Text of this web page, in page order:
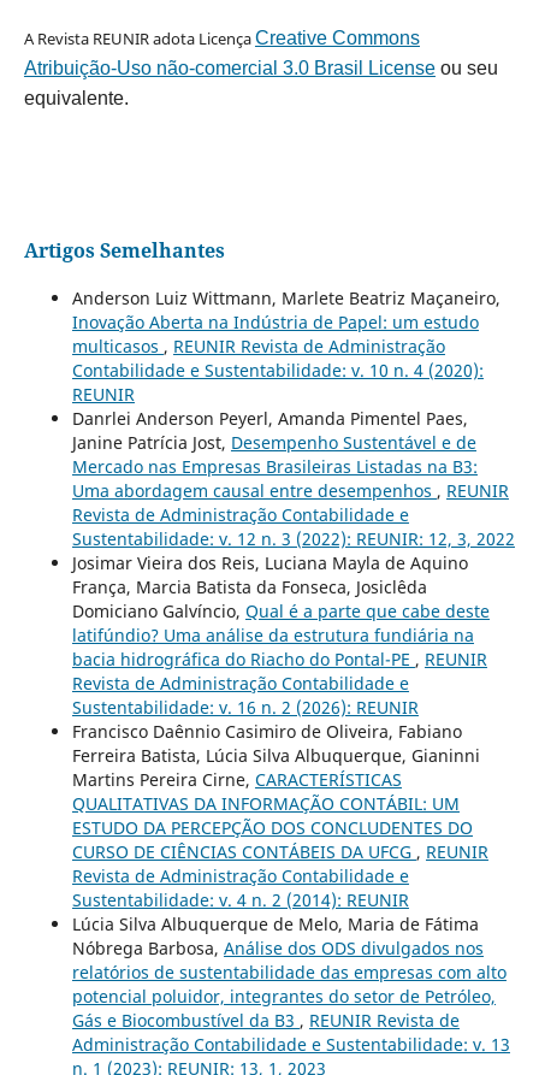
A Revista REUNIR adota LicençaCreative Commons
Atribuição-Uso não-comercial 3.0 Brasil Licenseou seu
equivalente.
Artigos Semelhantes
Anderson Luiz Wittmann, Marlete Beatriz Maçaneiro,
Inovação Aberta na Indústria de Papel: um estudo
multicasos , REUNIR Revista de Administração
Contabilidade e Sustentabilidade: v. 10 n. 4 (2020):
REUNIR
Danrlei Anderson Peyerl, Amanda Pimentel Paes,
Janine Patrícia Jost, Desempenho Sustentável e de
Mercado nas Empresas Brasileiras Listadas na B3:
Uma abordagem causal entre desempenhos , REUNIR
Revista de Administração Contabilidade e
Sustentabilidade: v. 12 n. 3 (2022): REUNIR: 12, 3, 2022
Josimar Vieira dos Reis, Luciana Mayla de Aquino
França, Marcia Batista da Fonseca, Josiclêda
Domiciano Galvíncio, Qual é a parte que cabe deste
latifúndio? Uma análise da estrutura fundiária na
bacia hidrográfica do Riacho do Pontal-PE , REUNIR
Revista de Administração Contabilidade e
Sustentabilidade: v. 16 n. 2 (2026): REUNIR
Francisco Daênnio Casimiro de Oliveira, Fabiano
Ferreira Batista, Lúcia Silva Albuquerque, Gianinni
Martins Pereira Cirne, CARACTERÍSTICAS
QUALITATIVAS DA INFORMAÇÃO CONTÁBIL: UM
ESTUDO DA PERCEPÇÃO DOS CONCLUDENTES DO
CURSO DE CIÊNCIAS CONTÁBEIS DA UFCG , REUNIR
Revista de Administração Contabilidade e
Sustentabilidade: v. 4 n. 2 (2014): REUNIR
Lúcia Silva Albuquerque de Melo, Maria de Fátima
Nóbrega Barbosa, Análise dos ODS divulgados nos
relatórios de sustentabilidade das empresas com alto
potencial poluidor, integrantes do setor de Petróleo,
Gás e Biocombustível da B3 , REUNIR Revista de
Administração Contabilidade e Sustentabilidade: v. 13
n. 1 (2023): REUNIR: 13, 1, 2023